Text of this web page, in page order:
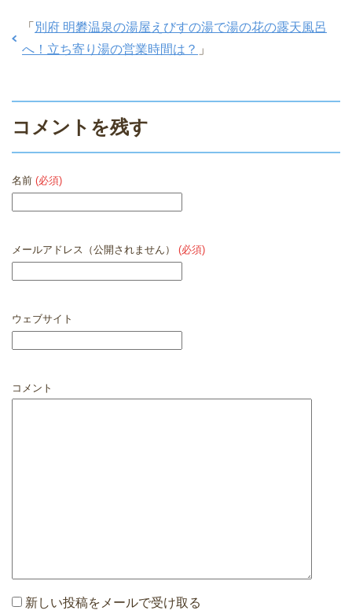
「 別府 明礬温泉の湯屋えびすの湯で湯の花の露天風呂
へ！立ち寄り湯の営業時間は？ 」
コメントを残す
名前 (必須)
メールアドレス（公開されません） (必須)
ウェブサイト
コメント
新しい投稿をメールで受け取る